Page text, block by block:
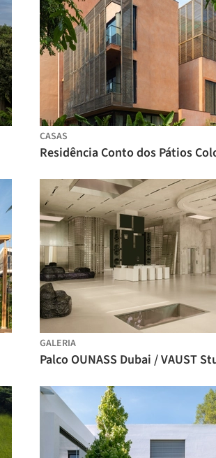
CASAS
GALERIA
Palco OUNASS Dubai / VAUST